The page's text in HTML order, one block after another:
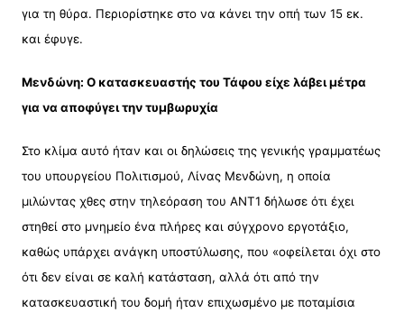
για τη θύρα. Περιορίστηκε στο να κάνει την οπή των 15 εκ.
και έφυγε.
Μενδώνη: Ο κατασκευαστής του Τάφου είχε λάβει μέτρα
για να αποφύγει την τυμβωρυχία
Στο κλίμα αυτό ήταν και οι δηλώσεις της γενικής γραμματέως
του υπουργείου Πολιτισμού, Λίνας Μενδώνη, η οποία
μιλώντας χθες στην τηλεόραση του ΑΝΤ1 δήλωσε ότι έχει
στηθεί στο μνημείο ένα πλήρες και σύγχρονο εργοτάξιο,
καθώς υπάρχει ανάγκη υποστύλωσης, που «οφείλεται όχι στο
ότι δεν είναι σε καλή κατάσταση, αλλά ότι από την
κατασκευαστική του δομή ήταν επιχωσμένο με ποταμίσια